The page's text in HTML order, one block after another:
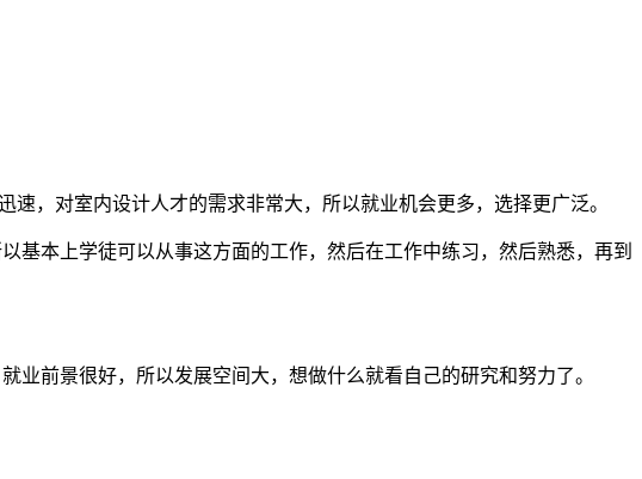
，对室内设计人才的需求非常大，所以就业机会更多，选择更广泛。
基本上学徒可以从事这方面的工作，然后在工作中练习，然后熟悉，再到
前景很好，所以发展空间大，想做什么就看自己的研究和努力了。